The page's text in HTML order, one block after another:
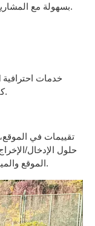
تتكيف سلسلة MTC بسهولة مع المشاريع ذات التعقيد المتفاوت.
كاملة لدعم كل مرحلة من مراحل رحلة الترقية.
حلول الإدخال/
الموقع والميزانية - مما يضمن الدقة والهدف لكل استثمار.